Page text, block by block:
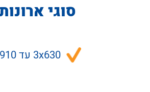
סוגי
3x630 עד 3x910 אמפר